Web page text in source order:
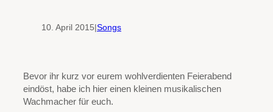
10. April 2015|Songs
Bevor ihr kurz vor eurem wohlverdienten Feierabend
eindöst, habe ich hier einen kleinen musikalischen
Wachmacher für euch.